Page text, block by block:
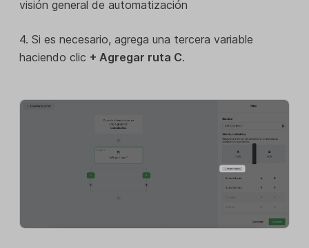
visión general de automatización
4. Si es necesario, agrega una tercera variable
haciendo clic + Agregar ruta C.